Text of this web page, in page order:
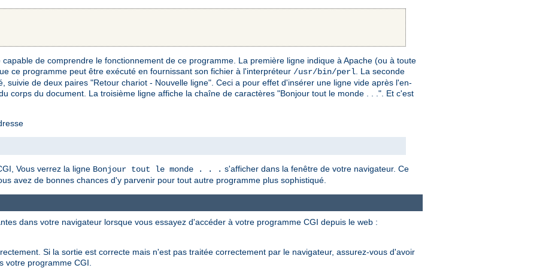
de comprendre le fonctionnement de ce programme. La première ligne indique à Apache (ou à toute
ce programme peut être exécuté en fournissant son fichier à l'interpréteur /usr/bin/perl . La seconde
suivie de deux paires "Retour chariot - Nouvelle ligne". Ceci a pour effet d'insérer une ligne vide après l'en-
corps du document. La troisième ligne affiche la chaîne de caractères "Bonjour tout le monde . . .". Et c'est
Vous verrez la ligne Bonjour tout le monde . . . s'afficher dans la fenêtre de votre navigateur. Ce
avez de bonnes chances d'y parvenir pour tout autre programme plus sophistiqué.
dans votre navigateur lorsque vous essayez d'accéder à votre programme CGI depuis le web :
Si la sortie est correcte mais n'est pas traitée correctement par le navigateur, assurez-vous d'avoir
votre programme CGI.